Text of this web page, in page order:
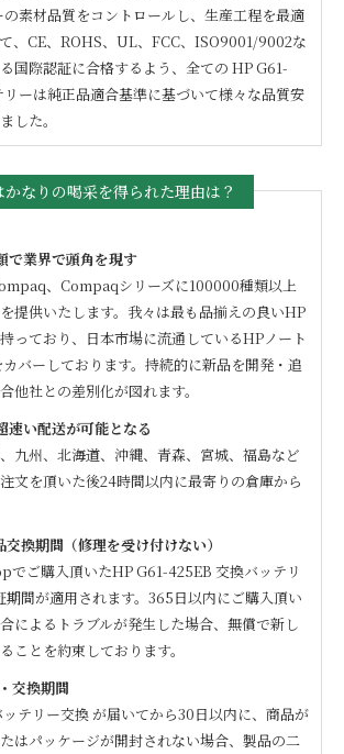
の素材品質をコントロールし、生産工程を最適
、CE、ROHS、UL、FCC、ISO9001/9002な
国際認証に合格するよう、全ての HP G61-
ーは純正品適合基準に基づいて様々な品質安
した。
かなりの喝采を得られた理由は？
で業界で頭角を現す
、Compaqシリーズに100000種類以上
提供いたします。我々は最も品揃えの良いHP
っており、日本市場に流通しているHPノート
バーしております。持続的に新品を開発・追
他社との差別化が図れます。
速い配送が可能となる
九州、北海道、沖縄、青森、宮城、福島など
文を頂いた後24時間以内に最寄りの倉庫から
換期間（修理を受け付けない）
ご購入頂いたHP G61-425EB 交換バッテリ
期間が適用されます。365日以内にご購入頂い
によるトラブルが発生した場合、無償で新し
ことを約束しております。
交換期間
ッテリー交換 が届いてから30日以内に、商品が
はパッケージが開封されない場合、製品の二